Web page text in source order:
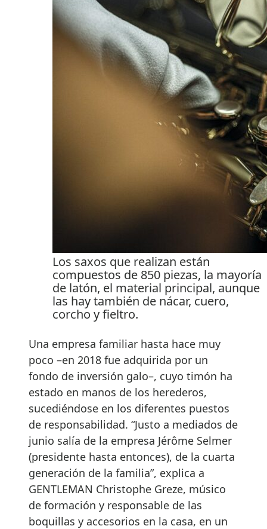
Los saxos que realizan están
compuestos de 850 piezas, la mayoría
de latón, el material principal, aunque
las hay también de nácar, cuero,
corcho y fieltro.
Una empresa familiar hasta hace muy
poco –en 2018 fue adquirida por un
fondo de inversión galo–, cuyo timón ha
estado en manos de los herederos,
sucediéndose en los diferentes puestos
de responsabilidad. “Justo a mediados de
junio salía de la empresa Jérôme Selmer
(presidente hasta entonces), de la cuarta
generación de la familia”, explica a
GENTLEMAN Christophe Greze, músico
de formación y responsable de las
boquillas y accesorios en la casa, en un